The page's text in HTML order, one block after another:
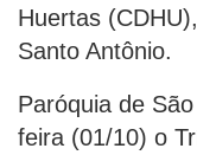
Huertas
Santo Antônio.
Paróquia de
feira (01/10) o